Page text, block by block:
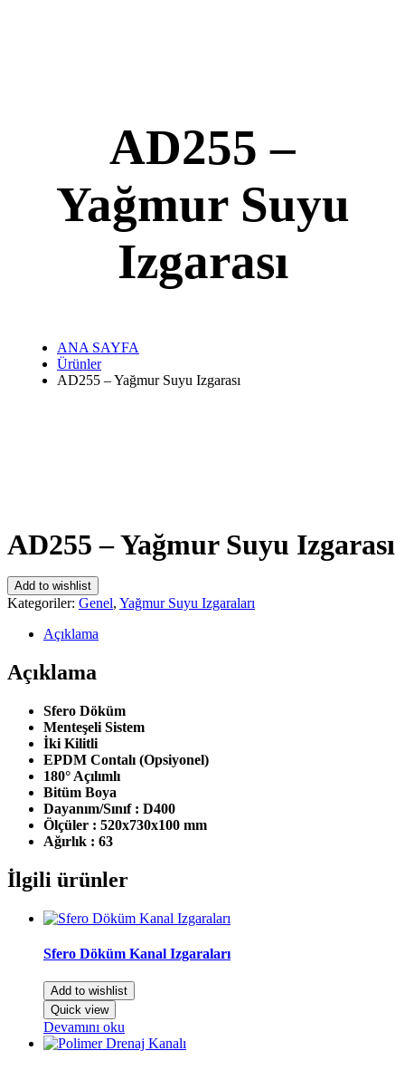
AD255 –
Yağmur Suyu
Izgarası
ANA SAYFA
Ürünler
AD255 – Yağmur Suyu Izgarası
AD255 – Yağmur Suyu Izgarası
Add to wishlist
Kategoriler: Genel, Yağmur Suyu Izgaraları
Açıklama
Açıklama
Sfero Döküm
Menteşeli Sistem
İki Kilitli
EPDM Contalı (Opsiyonel)
180° Açılımlı
Bitüm Boya
Dayanım/Sınıf : D400
Ölçüler : 520x730x100 mm
Ağırlık : 63
İlgili ürünler
Sfero Döküm Kanal Izgaraları
Add to wishlist
Quick view
Devamını oku